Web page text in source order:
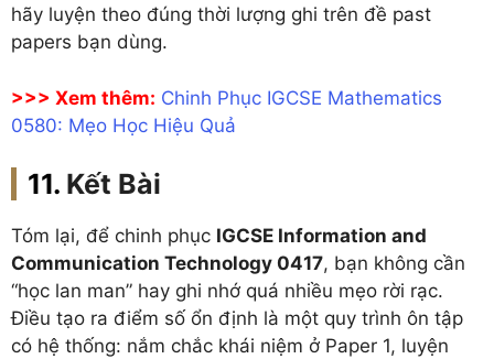
hãy luyện theo đúng thời lượng ghi trên đề past
papers bạn dùng.
>>> Xem thêm: Chinh Phục IGCSE Mathematics
0580: Mẹo Học Hiệu Quả
Kết Bài
Tóm lại, để chinh phục IGCSE Information and
Communication Technology 0417, bạn không cần
“học lan man” hay ghi nhớ quá nhiều mẹo rời rạc.
Điều tạo ra điểm số ổn định là một quy trình ôn tập
có hệ thống: nắm chắc khái niệm ở Paper 1, luyện